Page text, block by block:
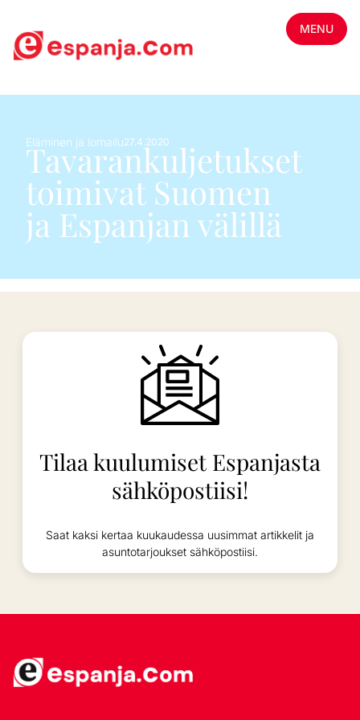
MENU
Eläminen ja lomailu27.4.2020
Tavarankuljetukset
toimivat Suomen
ja Espanjan välillä
Tilaa kuulumiset Espanjasta
sähköpostiisi!
Saat kaksi kertaa kuukaudessa uusimmat artikkelit ja
asuntotarjoukset sähköpostiisi.